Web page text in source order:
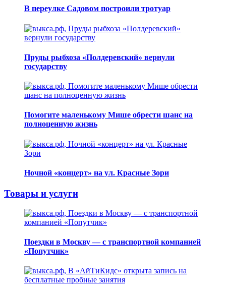
В переулке Садовом построили тротуар
Пруды рыбхоза «Полдеревский» вернули
государству
Помогите маленькому Мише обрести шанс на
полноценную жизнь
Ночной «концерт» на ул. Красные Зори
Товары и услуги
Поездки в Москву — с транспортной компанией
«Попутчик»